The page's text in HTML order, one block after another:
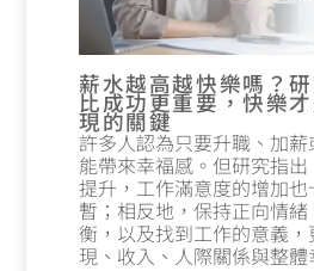
薪水越高越快樂嗎？
比成功更重要，快樂
現的關鍵
許多人認為只要升職、加
能帶來幸福感。但研究指
提升，工作滿意度的增加
暫；相反地，保持正向情
衡，以及找到工作的意義
現、收入、人際關係與整體